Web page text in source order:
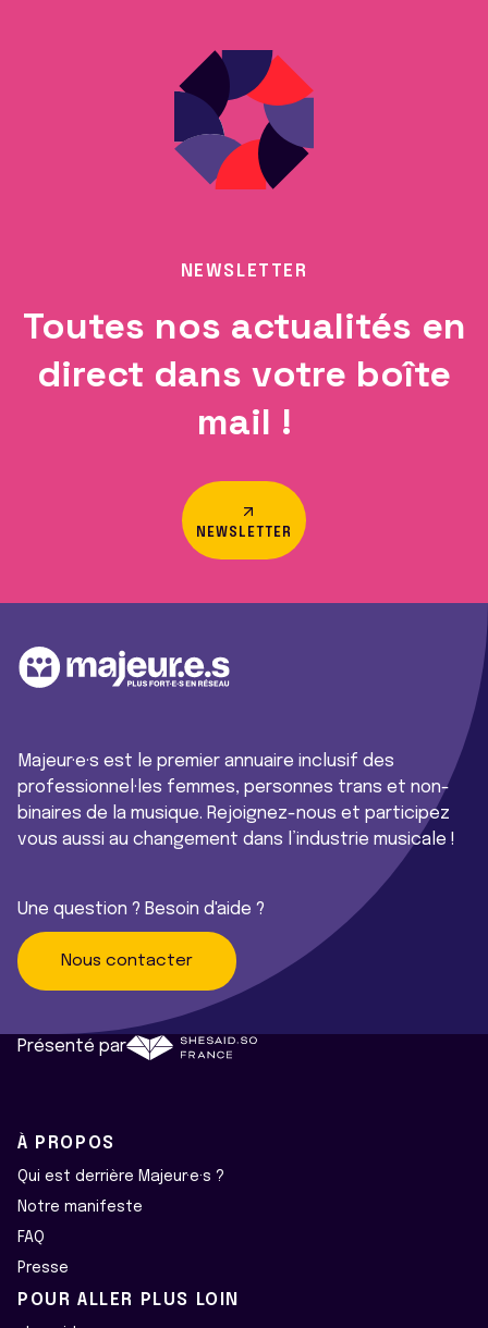
NEWSLETTER
Toutes nos actualités en
direct dans votre boîte
mail !
NEWSLETTER
Majeur·e·s est le premier annuaire inclusif des
professionnel·les femmes, personnes trans et non-
binaires de la musique. Rejoignez-nous et participez
vous aussi au changement dans l’industrie musicale !
Une question ? Besoin d'aide ?
Nous contacter
Présenté par
À PROPOS
Qui est derrière Majeur·e·s ?
Notre manifeste
FAQ
Presse
POUR ALLER PLUS LOIN